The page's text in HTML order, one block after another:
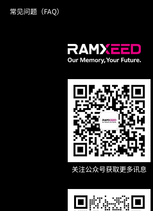
关注公众号获取更多讯息
常见问题（FAQ）